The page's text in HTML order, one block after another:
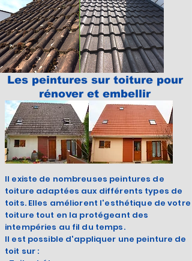
Les peintures sur toiture pour
rénover et embellir
Il existe de nombreuses peintures de
toiture adaptées aux différents types de
toits. Elles améliorent l'esthétique de votre
toiture tout en la protégeant des
intempéries au fil du temps.
Il est possible d'appliquer une peinture de
toit sur :